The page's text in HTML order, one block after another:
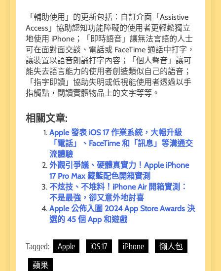
「輔助使用」的更新包括：自訂介面「Assistive
Access」協助認知功能障礙的使用者更輕鬆獨立
地使用 iPhone；「即時語音」讓無法言語的人士
可在面對面交談、電話或 FaceTime 通話中打字，
讓裝置以語音朗誦打字內容；「個人聲音」讓可
能失去語言能力的使用者創造類似自己的語音；
「指字即讀」協助失明或低視能使用者透過以手
指觸點，閱讀實體物品上的文字等等。
相關文章:
Apple 發表 iOS 17 作業系統，大幅升級
「電話」、FaceTime 和「訊息」等溝通交
流體驗
外觀引爭議、硬體真實力！Apple iPhone
17 Pro Max 藏藍配色開箱實測
不炫技、不堆料！iPhone Air 開箱實測：
不是最強，卻又意外地討喜
Apple 公佈入圍 2024 App Store Awards 決
選的 45 個 App 和遊戲
Tagged: Apple iOS 17 iPhone
懶人包
蘋果